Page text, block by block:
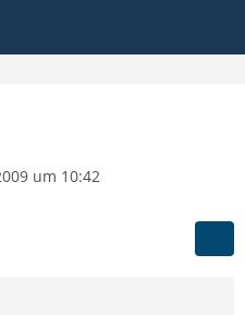
um 10:42